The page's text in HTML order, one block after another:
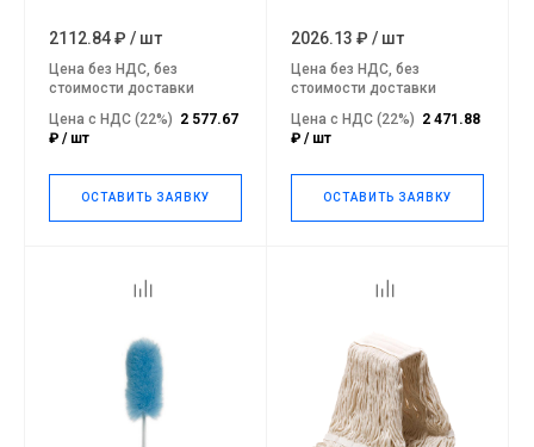
2112.84 ₽ / шт
Цена без НДС, без
стоимости доставки
Цена с НДС (22%) 2 577.67
₽ / шт
ОСТАВИТЬ ЗАЯВКУ
2026.13 ₽ / шт
Цена без НДС, без
стоимости доставки
Цена с НДС (22%) 2 471.88
₽ / шт
ОСТАВИТЬ ЗАЯВКУ